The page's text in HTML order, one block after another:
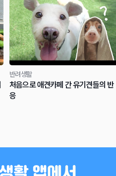
반려생활
처음으로 애견카페 간 유기견들의 반
응